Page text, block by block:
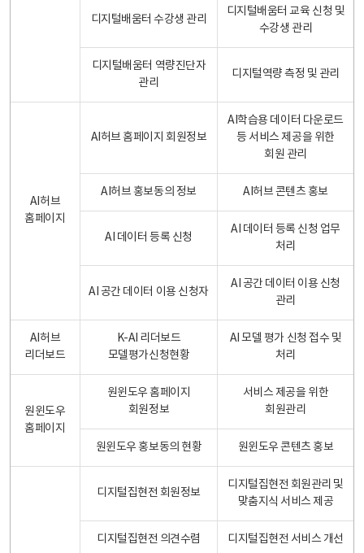
디지털배움터 수강생 관리
디지털배움터 교육 신청 및
수강생 관리
디지털배움터 역량진단자
관리
디지털역량 측정 및 관리
AI허브
홈페이지
AI허브 홈페이지 회원정보
AI학습용 데이터 다운로드
등 서비스 제공을 위한
회원 관리
AI허브 홍보동의 정보 AI허브 콘텐츠 홍보
AI 데이터 등록 신청
AI 데이터 등록 신청 업무
처리
AI 공간 데이터 이용 신청자
AI 공간 데이터 이용 신청
관리
AI허브
리더보드
K-AI 리더보드
모델평가신청현황
AI 모델 평가 신청 접수 및
처리
원윈도우
홈페이지
원윈도우 홈페이지
회원정보
서비스 제공을 위한
회원관리
원윈도우 홍보동의 현황 원윈도우 콘텐츠 홍보
디지털집현전 회원정보
디지털집현전 회원관리 및
맞춤지식 서비스 제공
디지털집현전 의견수렴 디지털집현전 서비스 개선